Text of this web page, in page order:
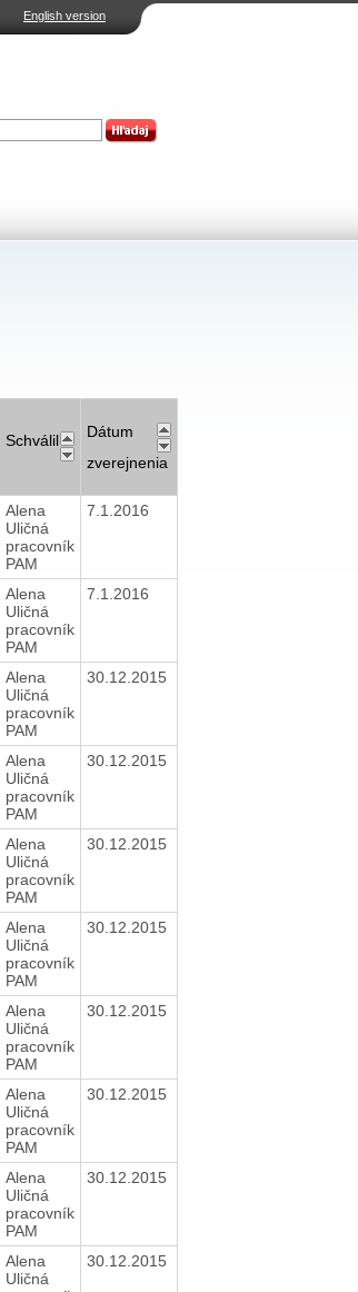
English version
Schválil
Dátum
zverejnenia
Alena
Uličná
pracovník
PAM
7.1.2016
Alena
Uličná
pracovník
PAM
7.1.2016
Alena
Uličná
pracovník
PAM
30.12.2015
Alena
Uličná
pracovník
PAM
30.12.2015
Alena
Uličná
pracovník
PAM
30.12.2015
Alena
Uličná
pracovník
PAM
30.12.2015
Alena
Uličná
pracovník
PAM
30.12.2015
Alena
Uličná
pracovník
PAM
30.12.2015
Alena
Uličná
pracovník
PAM
30.12.2015
Alena
Uličná
30.12.2015